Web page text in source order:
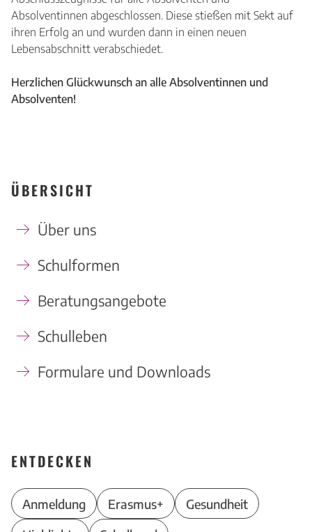
Absolventinnen abgeschlossen. Diese stießen mit Sekt auf
ihren Erfolg an und wurden dann in einen neuen
Lebensabschnitt verabschiedet.
Herzlichen Glückwunsch an alle Absolventinnen und
Absolventen!
ÜBERSICHT
Über uns
Schulformen
Beratungsangebote
Schulleben
Formulare und Downloads
ENTDECKEN
Anmeldung Erasmus+
Gesundheit